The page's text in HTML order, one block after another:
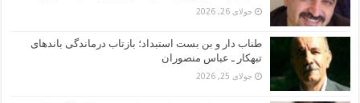
جولای 26, 2026
طناب دار و بن بست استبداد؛ بازتاب درماندگی باندهای
تبهکار ـ عباس منصوران
جولای 25, 2026